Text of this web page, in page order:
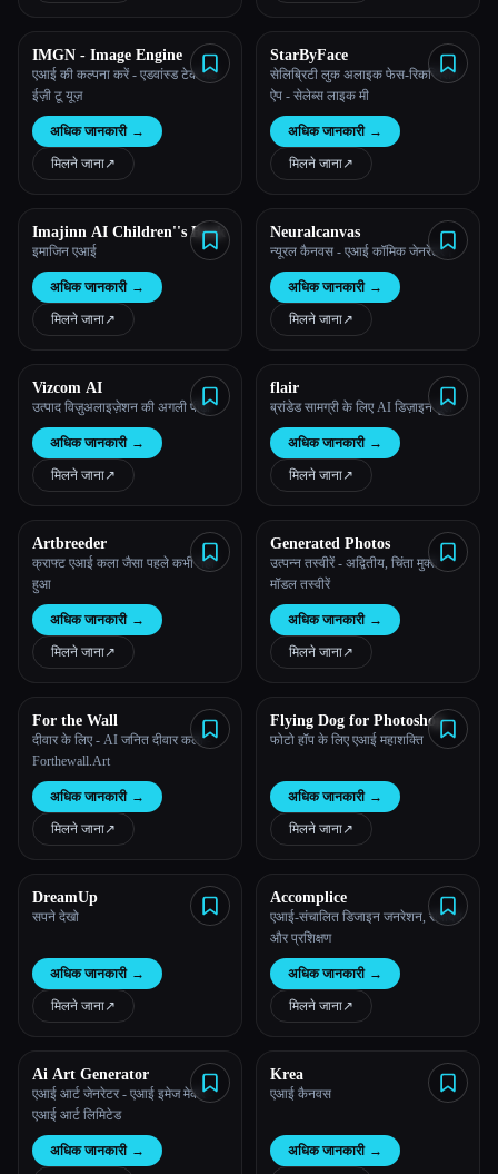
IMGN - Image Engine
एआई की कल्पना करें - एडवांस्ड टेक मेड
ईज़ी टू यूज़
अधिक जानकारी →
मिलने जाना↗︎
StarByFace
सेलिब्रिटी लुक अलाइक फेस-रिकग्निशन
ऐप - सेलेब्स लाइक मी
अधिक जानकारी →
मिलने जाना↗︎
Imajinn AI Children''s Book
इमाजिन एआई
अधिक जानकारी →
मिलने जाना↗︎
Neuralcanvas
न्यूरल कैनवस - एआई कॉमिक जेनरेटर।
अधिक जानकारी →
मिलने जाना↗︎
Vizcom AI
उत्पाद विज़ुअलाइज़ेशन की अगली पीढ़ी
अधिक जानकारी →
मिलने जाना↗︎
flair
ब्रांडेड सामग्री के लिए AI डिज़ाइन टूल
अधिक जानकारी →
मिलने जाना↗︎
Artbreeder
क्राफ्ट एआई कला जैसा पहले कभी नहीं
हुआ
अधिक जानकारी →
मिलने जाना↗︎
Generated Photos
उत्पन्न तस्वीरें - अद्वितीय, चिंता मुक्त
मॉडल तस्वीरें
अधिक जानकारी →
मिलने जाना↗︎
For the Wall
दीवार के लिए - AI जनित दीवार कला -
Forthewall.Art
अधिक जानकारी →
मिलने जाना↗︎
Flying Dog for Photoshop
फोटो हॉप के लिए एआई महाशक्ति
अधिक जानकारी →
मिलने जाना↗︎
DreamUp
सपने देखो
अधिक जानकारी →
मिलने जाना↗︎
Accomplice
एआई-संचालित डिजाइन जनरेशन, संपादन
और प्रशिक्षण
अधिक जानकारी →
मिलने जाना↗︎
Ai Art Generator
एआई आर्ट जेनरेटर - एआई इमेज मेकर -
एआई आर्ट लिमिटेड
अधिक जानकारी →
Krea
एआई कैनवस
अधिक जानकारी →